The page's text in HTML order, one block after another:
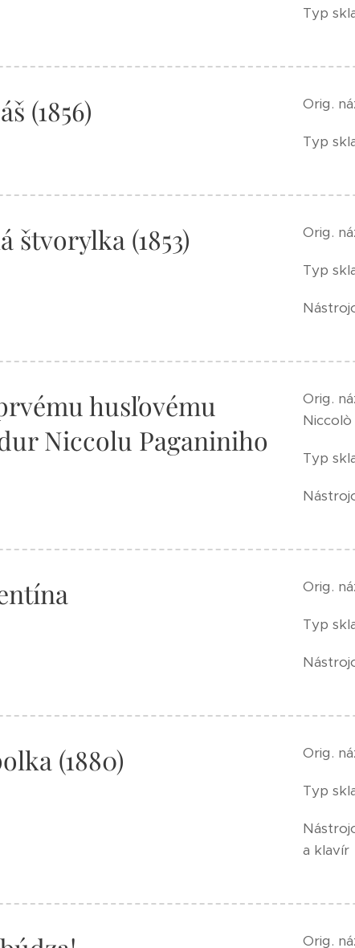
Typ
(1856) Orig.
Typ
štvorylka (1853) Orig.
Typ
husľovému
Niccolu Paganiniho
Orig.
Niccolò
Typ
Orig.
Typ
(1880) Orig.
Typ
a klavír
Orig.